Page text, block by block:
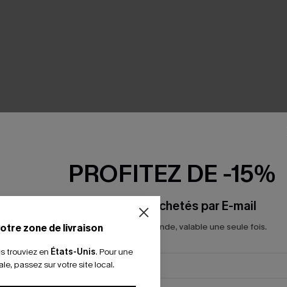
zone de livraison
trouviez en États-Unis. Pour une
passez sur votre site local.
PROFITEZ DE -15%
-15% dès 2 Achetés par E-mail
*Un code par commande, valable une seule fois.